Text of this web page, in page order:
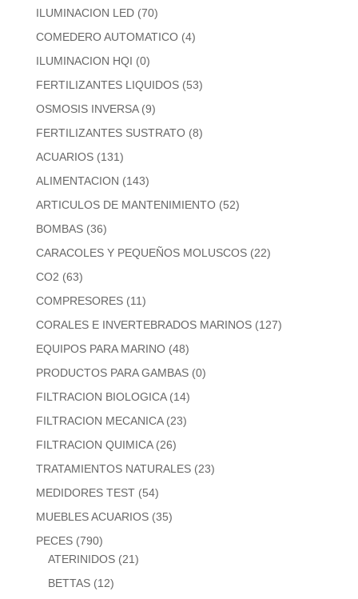
ILUMINACION LED (70)
COMEDERO AUTOMATICO (4)
ILUMINACION HQI (0)
FERTILIZANTES LIQUIDOS (53)
OSMOSIS INVERSA (9)
FERTILIZANTES SUSTRATO (8)
ACUARIOS (131)
ALIMENTACION (143)
ARTICULOS DE MANTENIMIENTO (52)
BOMBAS (36)
CARACOLES Y PEQUEÑOS MOLUSCOS (22)
CO2 (63)
COMPRESORES (11)
CORALES E INVERTEBRADOS MARINOS (127)
EQUIPOS PARA MARINO (48)
PRODUCTOS PARA GAMBAS (0)
FILTRACION BIOLOGICA (14)
FILTRACION MECANICA (23)
FILTRACION QUIMICA (26)
TRATAMIENTOS NATURALES (23)
MEDIDORES TEST (54)
MUEBLES ACUARIOS (35)
PECES (790)
ATERINIDOS (21)
BETTAS (12)